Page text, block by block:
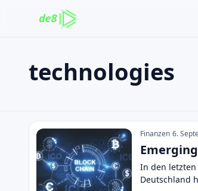
Auf der Website suchen
Enter drücken zum Suchen oder ESC zum
technologies
technologies Finanzen 6.
In den letzten
Deutschland